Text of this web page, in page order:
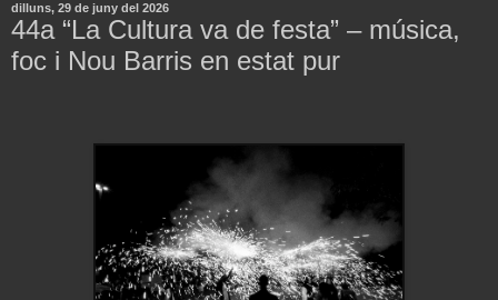
dilluns, 29 de juny del 2026
44a “La Cultura va de festa” – música,
foc i Nou Barris en estat pur